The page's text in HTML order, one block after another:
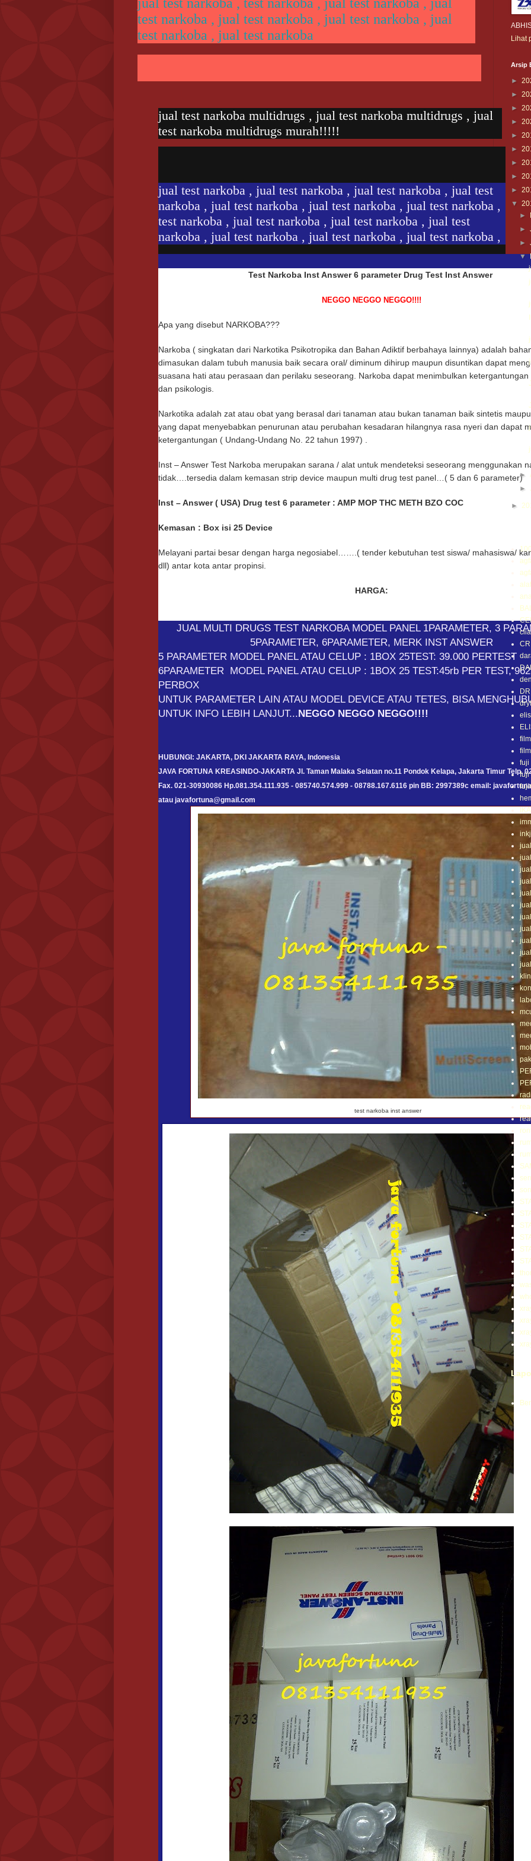
test narkoba , jual test narkoba , jual test narkoba , jual
test narkoba , jual test narkoba
jual test narkoba multidrugs , jual test narkoba multidrugs , jual
test narkoba multidrugs murah!!!!!
jual test narkoba , jual test narkoba , jual test narkoba , jual test
narkoba , jual test narkoba , jual test narkoba , jual test narkoba ,
test narkoba , jual test narkoba , jual test narkoba , jual test
narkoba , jual test narkoba , jual test narkoba , jual test narkoba ,
Test Narkoba Inst Answer 6 parameter Drug Test Inst Answer
NEGGO NEGGO NEGGO!!!!
Apa yang disebut NARKOBA???
Narkoba ( singkatan dari Narkotika Psikotropika dan Bahan Adiktif berbahaya lainnya) adalah
dimasukan dalam tubuh manusia baik secara oral/ diminum dihirup maupun disuntikan dapat
suasana hati atau perasaan dan perilaku seseorang. Narkoba dapat menimbulkan ketergantungan
dan psikologis.
Narkotika adalah zat atau obat yang berasal dari tanaman atau bukan tanaman baik sintetis
yang dapat menyebabkan penurunan atau perubahan kesadaran hilangnya rasa nyeri dan dapat
ketergantungan ( Undang-Undang No. 22 tahun 1997) .
Inst – Answer Test Narkoba merupakan sarana / alat untuk mendeteksi seseorang menggunakan
tidak….tersedia dalam kemasan strip device maupun multi drug test panel…( 5 dan 6 parameter)
Inst – Answer ( USA) Drug test 6 parameter : AMP MOP THC METH BZO COC
Kemasan : Box isi 25 Device
Melayani partai besar dengan harga negosiabel…….( tender kebutuhan test siswa/ mahasiswa/
dll) antar kota antar propinsi.
HARGA:
JUAL MULTI DRUGS TEST NARKOBA MODEL PANEL 1PARAMETER, 3
5PARAMETER, 6PARAMETER, MERK INST ANSWER
5 PARAMETER MODEL PANEL ATAU CELUP : 1BOX 25TEST: 39.000 PERTEST
6PARAMETER MODEL PANEL ATAU CELUP : 1BOX 25 TEST:45rb PER TEST,
PERBOX
UNTUK PARAMETER LAIN ATAU MODEL DEVICE ATAU TETES, BISA
UNTUK INFO LEBIH LANJUT...NEGGO NEGGO NEGGO!!!!
HUBUNGI: JAKARTA, DKI JAKARTA RAYA, Indonesia
JAVA FORTUNA KREASINDO-JAKARTA Jl. Taman Malaka Selatan no.11 Pondok Kelapa, Jakarta Timur Telp.
Fax. 021-30930086 Hp.081.354.111.935 - 085740.574.999 - 08788.167.6116 pin BB: 2997389c email:
atau javafortuna@gmail.com
test narkoba inst answer
Lihat
Arsip
►
►
►
►
►
►
►
►
►
▼
►
►
►
▼
►
►
►
clia
CR
DR
fuji
fuji